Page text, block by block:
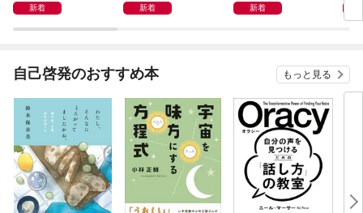
新着 新着 新着
自己啓発のおすすめ本 もっと見る